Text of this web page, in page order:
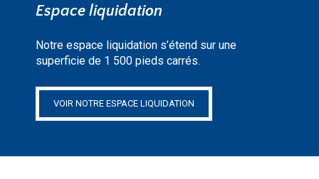
Espace liquidation
Notre espace liquidation s’étend sur une
superficie de 1 500 pieds carrés.
VOIR NOTRE ESPACE LIQUIDATION